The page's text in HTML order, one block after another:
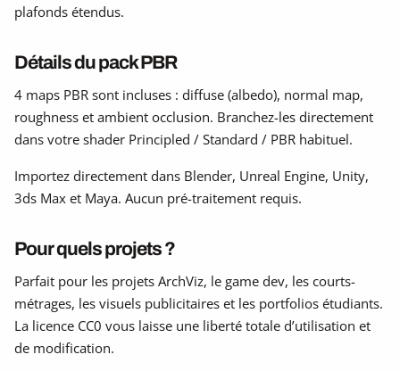
plafonds étendus.
Détails du pack PBR
4 maps PBR sont incluses : diffuse (albedo), normal map,
roughness et ambient occlusion. Branchez-les directement
dans votre shader Principled / Standard / PBR habituel.
Importez directement dans Blender, Unreal Engine, Unity,
3ds Max et Maya. Aucun pré-traitement requis.
Pour quels projets ?
Parfait pour les projets ArchViz, le game dev, les courts-
métrages, les visuels publicitaires et les portfolios étudiants.
La licence CC0 vous laisse une liberté totale d’utilisation et
de modification.